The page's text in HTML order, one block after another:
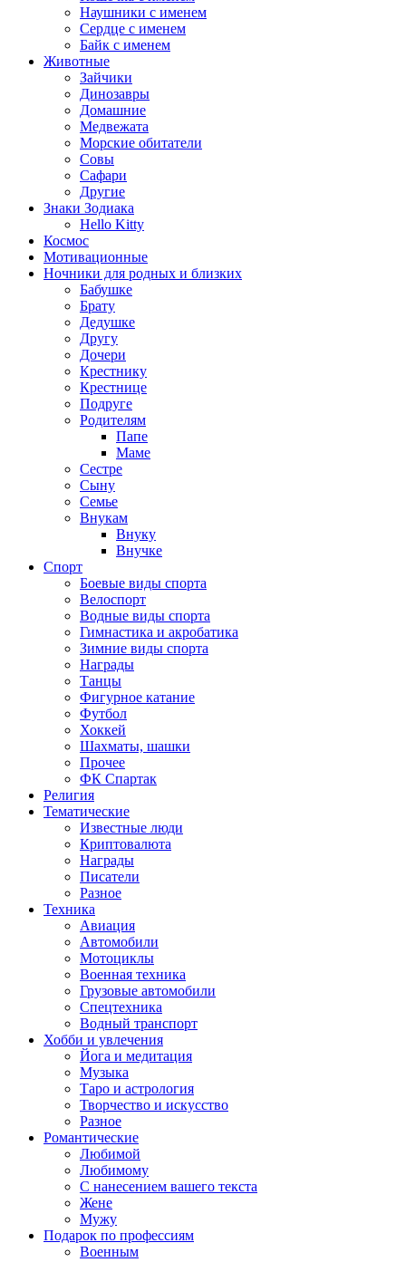
Наушники с именем
Сердце с именем
Байк с именем
Животные
Зайчики
Динозавры
Домашние
Медвежата
Морские обитатели
Совы
Сафари
Другие
Знаки Зодиака
Hello Kitty
Космос
Мотивационные
Ночники для родных и близких
Бабушке
Брату
Дедушке
Другу
Дочери
Крестнику
Крестнице
Подруге
Родителям
Папе
Маме
Сестре
Сыну
Семье
Внукам
Внуку
Внучке
Спорт
Боевые виды спорта
Велоспорт
Водные виды спорта
Гимнастика и акробатика
Зимние виды спорта
Награды
Танцы
Фигурное катание
Футбол
Хоккей
Шахматы, шашки
Прочее
ФК Спартак
Религия
Тематические
Известные люди
Криптовалюта
Награды
Писатели
Разное
Техника
Авиация
Автомобили
Мотоциклы
Военная техника
Грузовые автомобили
Спецтехника
Водный транспорт
Хобби и увлечения
Йога и медитация
Музыка
Таро и астрология
Творчество и искусство
Разное
Романтические
Любимой
Любимому
С нанесением вашего текста
Жене
Мужу
Подарок по профессиям
Военным